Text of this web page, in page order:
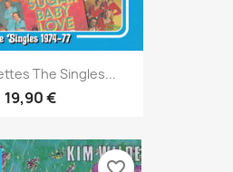
The Singles...
19,90 €